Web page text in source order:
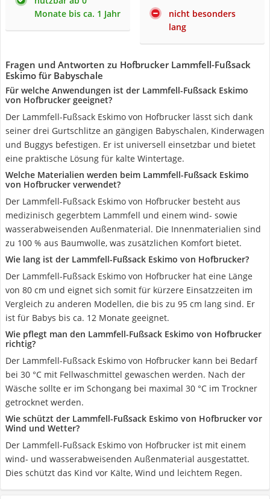
Monate bis ca. 1 Jahr
nicht besonders
lang
Fragen und Antworten zu Hofbrucker Lammfell-Fußsack
Eskimo für Babyschale
Für welche Anwendungen ist der Lammfell-Fußsack Eskimo
von Hofbrucker geeignet?
Der Lammfell-Fußsack Eskimo von Hofbrucker lässt sich dank
seiner drei Gurtschlitze an gängigen Babyschalen, Kinderwagen
und Buggys befestigen. Er ist universell einsetzbar und bietet
eine praktische Lösung für kalte Wintertage.
Welche Materialien werden beim Lammfell-Fußsack Eskimo
von Hofbrucker verwendet?
Der Lammfell-Fußsack Eskimo von Hofbrucker besteht aus
medizinisch gegerbtem Lammfell und einem wind- sowie
wasserabweisenden Außenmaterial. Die Innenmaterialien sind
zu 100 % aus Baumwolle, was zusätzlichen Komfort bietet.
Wie lang ist der Lammfell-Fußsack Eskimo von Hofbrucker?
Der Lammfell-Fußsack Eskimo von Hofbrucker hat eine Länge
von 80 cm und eignet sich somit für kürzere Einsatzzeiten im
Vergleich zu anderen Modellen, die bis zu 95 cm lang sind. Er
ist für Babys bis ca. 12 Monate geeignet.
Wie pflegt man den Lammfell-Fußsack Eskimo von Hofbrucker
richtig?
Der Lammfell-Fußsack Eskimo von Hofbrucker kann bei Bedarf
bei 30 °C mit Fellwaschmittel gewaschen werden. Nach der
Wäsche sollte er im Schongang bei maximal 30 °C im Trockner
getrocknet werden.
Wie schützt der Lammfell-Fußsack Eskimo von Hofbrucker vor
Wind und Wetter?
Der Lammfell-Fußsack Eskimo von Hofbrucker ist mit einem
wind- und wasserabweisenden Außenmaterial ausgestattet.
Dies schützt das Kind vor Kälte, Wind und leichtem Regen.